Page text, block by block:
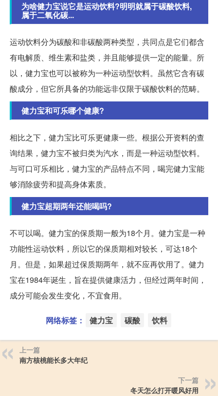
为啥健力宝说它是运动饮料?明明就属于碳酸饮料,
属于二氧化碳...
运动饮料分为碳酸和非碳酸两种类型，共同点是它们都含
有电解质、维生素和盐类，并且能够提供一定的能量。所
以，健力宝也可以被称为一种运动型饮料。虽然它含有碳
酸成分，但它所具备的功能远非仅限于碳酸饮料的范畴。
健力宝和可乐哪个健康?
相比之下，健力宝比可乐更健康一些。根据公开资料的查
询结果，健力宝不被归类为汽水，而是一种运动型饮料。
与可口可乐相比，健力宝的产品特点不同，喝完健力宝能
够消除疲劳和提高身体素质。
健力宝超期两年还能喝吗?
不可以喝。健力宝的保质期一般为18个月。健力宝是一种
功能性运动饮料，所以它的保质期相对较长，可达18个
月。但是，如果超过保质期两年，就不应再饮用了。健力
宝在1984年诞生，旨在提供健康活力，但经过两年时间，
成分可能会发生变化，不宜食用。
网络标签： 健力宝 碳酸 饮料
上一篇
南方核桃能长多大年纪
下一篇
冬天怎么打开暖风好用